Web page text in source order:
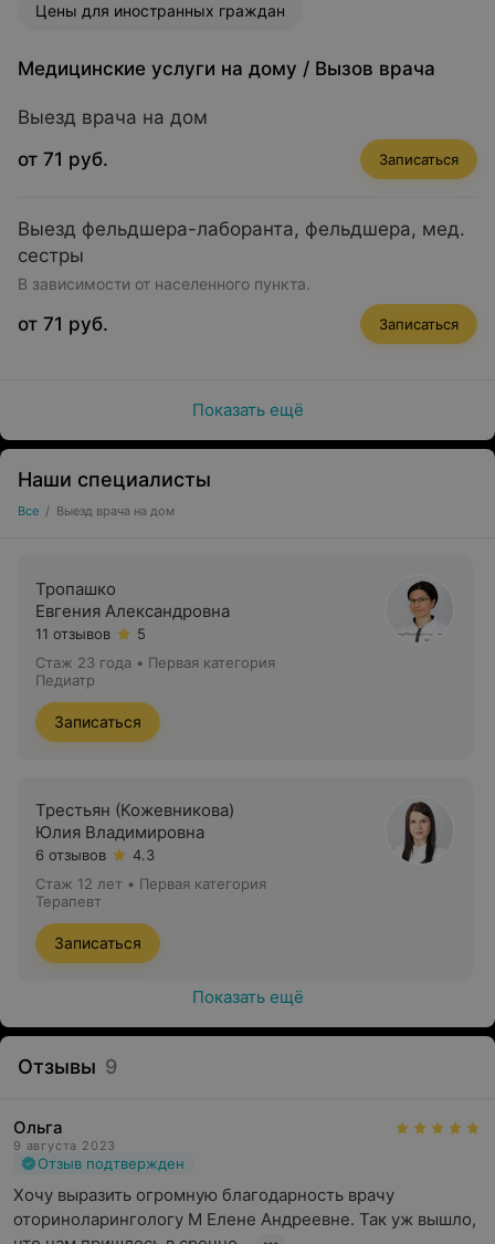
Дети:
педиатр;
невролог;
гинеколог;
оториноларинголог (лор);
эндокринолог;
ЭКГ с расшифровкой;
плановый осмотр здоровых детей до 1 года;
холтеровское мониторирование.
терапевт;
кардиолог;
гастроэнтеролог;
эндокринолог;
холтеровское мониторирование;
Служба «Вызов врача на дом»
квалифицированный осмотр,
Цены для иностранных граждан
Медицинские услуги на дому / Вызов врача
Выезд врача на дом
от 71 руб.
Записаться
Выезд фельдшера-лаборанта, фельдшера, мед.
сестры
В зависимости от населенного пункта.
от 71 руб. Записаться
Показать ещё
Наши специалисты
Все / Выезд врача на дом
Тропашко
Евгения Александровна
11 отзывов
5
Стаж 23 года • Первая категория
Педиатр
Записаться
Трестьян (Кожевникова)
Юлия Владимировна
6 отзывов
4.3
Стаж 12 лет • Первая категория
Терапевт
Записаться
Показать ещё
Отзывы 9
Ольга
9 августа 2023
Отзыв подтвержден
Хочу выразить огромную благодарность врачу
оториноларингологу М Елене Андреевне. Так уж вышло,